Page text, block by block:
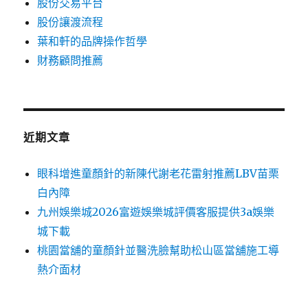
股份交易平台
股份讓渡流程
葉和軒的品牌操作哲學
財務顧問推薦
近期文章
眼科增進童顏針的新陳代謝老花雷射推薦LBV苗栗
白內障
九州娛樂城2026富遊娛樂城評價客服提供3a娛樂
城下載
桃園當舖的童顏針並醫洗臉幫助松山區當舖施工導
熱介面材